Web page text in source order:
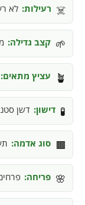
☠️ רעילות: לא
🌱 קצב גדילה:
🪴 עציץ מתאים:
🧪 דישון: דשן
🟫 סוג אדמה:
🌸 פריחה: